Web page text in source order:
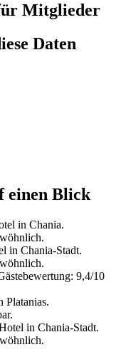
Mitglieder
Daten
einen Blick
in Chania.
in Chania-Stadt.
9,4/10
in Chania-Stadt.